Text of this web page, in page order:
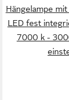
Hängelampe
LED fest
7000 k -